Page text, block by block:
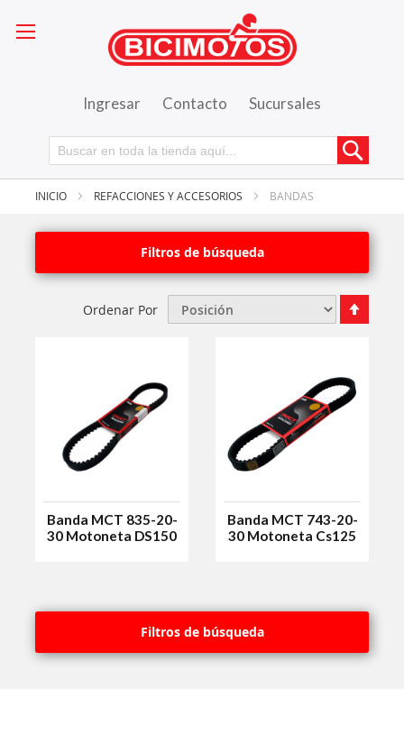
Ingresar Contacto Sucursales
INICIO REFACCIONES Y ACCESORIOS BANDAS
Filtros de búsqueda
Ordenar Por
Órden
Banda MCT 835-20-
30 Motoneta DS150
Banda MCT 743-20-
30 Motoneta Cs125
Filtros de búsqueda